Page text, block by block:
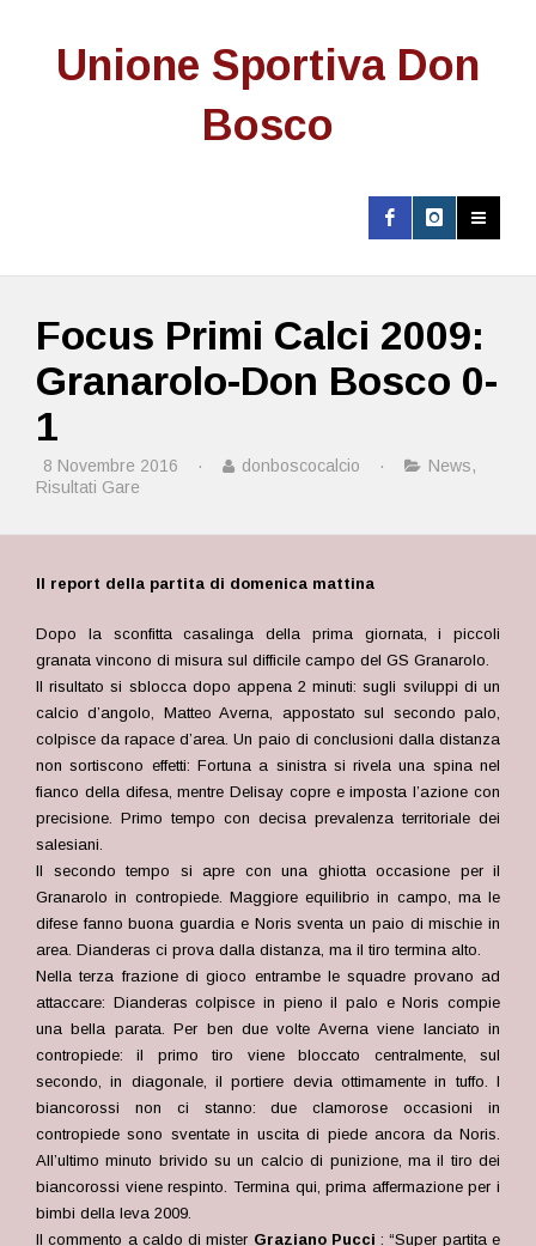
Unione Sportiva Don
Bosco
Focus Primi Calci 2009:
Granarolo-Don Bosco 0-
1
8 Novembre 2016 · donboscocalcio · News,
Risultati Gare
Il report della partita di domenica mattina
Dopo la sconfitta casalinga della prima giornata, i piccoli
granata vincono di misura sul difficile campo del GS Granarolo.
Il risultato si sblocca dopo appena 2 minuti: sugli sviluppi di un
calcio d’angolo, Matteo Averna, appostato sul secondo palo,
colpisce da rapace d’area. Un paio di conclusioni dalla distanza
non sortiscono effetti: Fortuna a sinistra si rivela una spina nel
fianco della difesa, mentre Delisay copre e imposta l’azione con
precisione. Primo tempo con decisa prevalenza territoriale dei
salesiani.
Il secondo tempo si apre con una ghiotta occasione per il
Granarolo in contropiede. Maggiore equilibrio in campo, ma le
difese fanno buona guardia e Noris sventa un paio di mischie in
area. Dianderas ci prova dalla distanza, ma il tiro termina alto.
Nella terza frazione di gioco entrambe le squadre provano ad
attaccare: Dianderas colpisce in pieno il palo e Noris compie
una bella parata. Per ben due volte Averna viene lanciato in
contropiede: il primo tiro viene bloccato centralmente, sul
secondo, in diagonale, il portiere devia ottimamente in tuffo. I
biancorossi non ci stanno: due clamorose occasioni in
contropiede sono sventate in uscita di piede ancora da Noris.
All’ultimo minuto brivido su un calcio di punizione, ma il tiro dei
biancorossi viene respinto. Termina qui, prima affermazione per i
bimbi della leva 2009.
Il commento a caldo di mister Graziano Pucci : “Super partita e